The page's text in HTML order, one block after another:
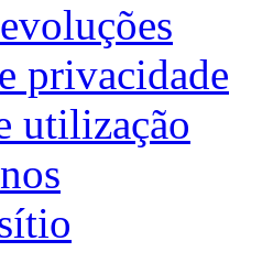
privacidade
utilização